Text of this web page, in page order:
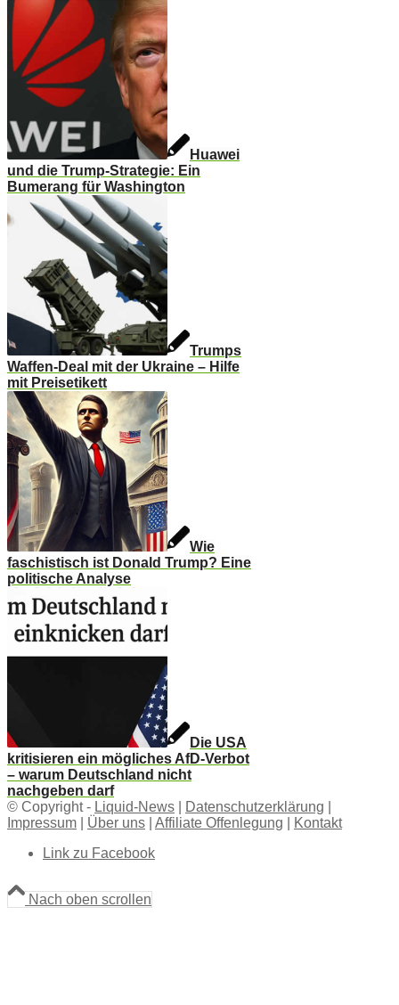
Huawei
und die Trump-Strategie: Ein
Bumerang für Washington
Trumps
Waffen-Deal mit der Ukraine – Hilfe
mit Preisetikett
Wie
faschistisch ist Donald Trump? Eine
politische Analyse
Die USA
kritisieren ein mögliches AfD-Verbot
– warum Deutschland nicht
nachgeben darf
© Copyright - Liquid-News Datenschutzerklärung
Impressum
Über uns Affiliate Offenlegung
Kontakt
Link zu Facebook
Nach oben scrollen